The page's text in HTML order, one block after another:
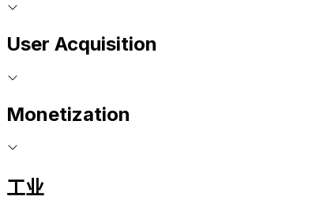
User Acquisition
Monetization
工业